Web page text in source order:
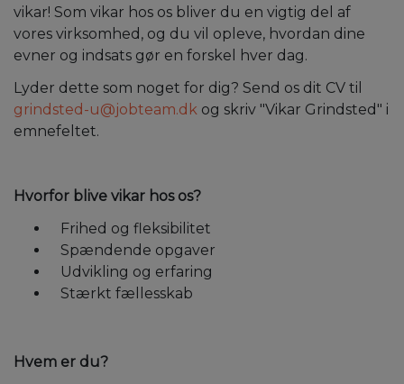
vikar! Som vikar hos os bliver du en vigtig del af
vores virksomhed, og du vil opleve, hvordan dine
evner og indsats gør en forskel hver dag.
Lyder dette som noget for dig? Send os dit CV til
grindsted-u@jobteam.dk og skriv "Vikar Grindsted" i
emnefeltet.
Hvorfor blive vikar hos os?
Frihed og fleksibilitet
Spændende opgaver
Udvikling og erfaring
Stærkt fællesskab
Hvem er du?